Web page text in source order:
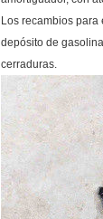
Los recambios
depósito de
cerraduras.